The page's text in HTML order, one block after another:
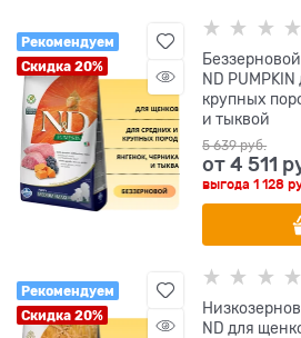
Рекомендуем
Скидка 20%
ND
крупных
и тыквой
5 639 руб.
от4 511
выгода1 128
Рекомендуем
Скидка 20%
ND для